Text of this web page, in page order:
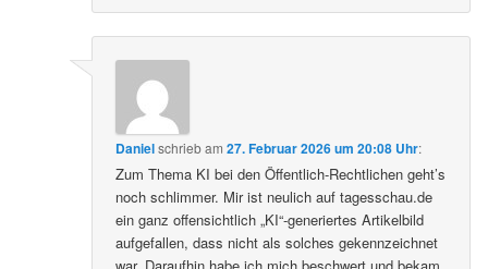
Danielschriebam27. Februar 2026 um 20:08 Uhr:
Zum Thema KI bei den Öffentlich-Rechtlichen geht’s
noch schlimmer. Mir ist neulich auf tagesschau.de
ein ganz offensichtlich „KI“-generiertes Artikelbild
aufgefallen, dass nicht als solches gekennzeichnet